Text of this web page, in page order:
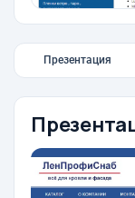
Презентация